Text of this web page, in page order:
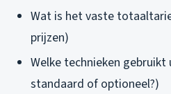
Wat is het vaste
prijzen)
Welke technieken gebruikt
standaard of optioneel?)